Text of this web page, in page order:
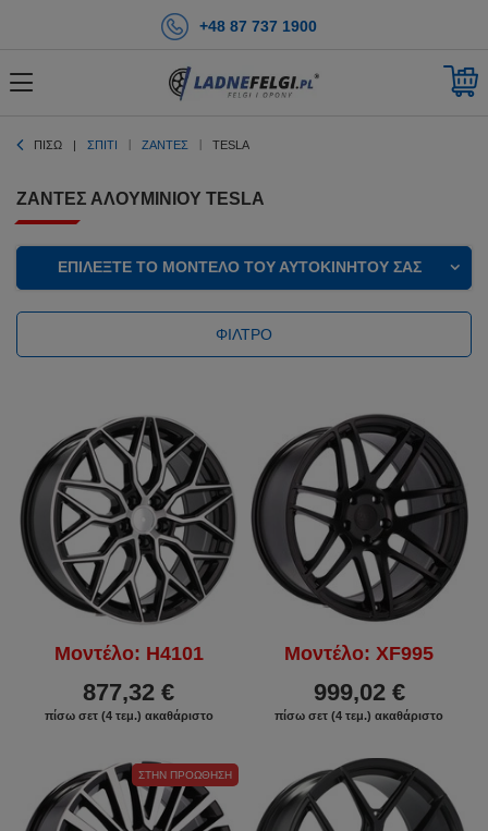
+48 87 737 1900
ΠΊΣΩ ΣΠΊΤΙ ΖΆΝΤΕΣ TESLA
ΖΆΝΤΕΣ ΑΛΟΥΜΙΝΊΟΥ TESLA
ΕΠΙΛΈΞΤΕ ΤΟ ΜΟΝΤΈΛΟ ΤΟΥ ΑΥΤΟΚΙΝΉΤΟΥ ΣΑΣ
ΦΊΛΤΡΟ
Μοντέλο: H4101
877,32 €
πίσω σετ (4 τεμ.) ακαθάριστο
Μοντέλο: XF995
999,02 €
πίσω σετ (4 τεμ.) ακαθάριστο
ΣΤΗΝ ΠΡΟΏΘΗΣΗ